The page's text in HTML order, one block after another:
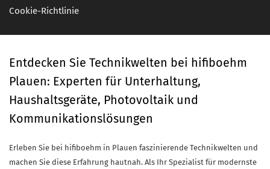
Cookie-Richtlinie
Entdecken Sie Technikwelten bei hifiboehm
Plauen: Experten für Unterhaltung,
Haushaltsgeräte, Photovoltaik und
Kommunikationslösungen
Erleben Sie bei hifiboehm in Plauen faszinierende Technikwelten und
machen Sie diese Erfahrung hautnah. Als Ihr Spezialist für modernste